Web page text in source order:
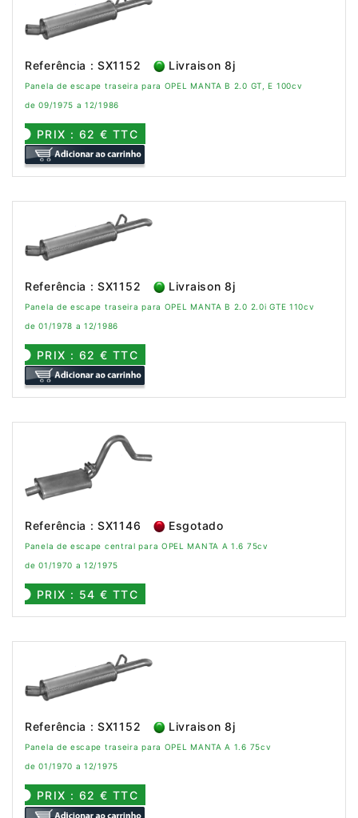
Referência : SX1152 Livraison 8j
Panela de escape traseira para OPEL MANTA B 2.0 GT, E 100cv
de 09/1975 a 12/1986
PRIX : 62 € TTC
Referência : SX1152 Livraison 8j
Panela de escape traseira para OPEL MANTA B 2.0 2.0i GTE 110cv
de 01/1978 a 12/1986
PRIX : 62 € TTC
Referência : SX1146 Esgotado
Panela de escape central para OPEL MANTA A 1.6 75cv
de 01/1970 a 12/1975
PRIX : 54 € TTC
Referência : SX1152 Livraison 8j
Panela de escape traseira para OPEL MANTA A 1.6 75cv
de 01/1970 a 12/1975
PRIX : 62 € TTC